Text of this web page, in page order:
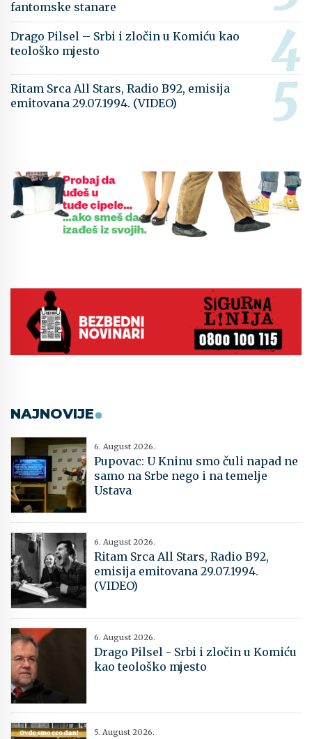
fantomske stanare
Drago Pilsel – Srbi i zločin u Komiću kao
teološko mjesto
Ritam Srca All Stars, Radio B92, emisija
emitovana 29.07.1994. (VIDEO)
NAJNOVIJE
6. August 2026.
Pupovac: U Kninu smo čuli napad ne
samo na Srbe nego i na temelje
Ustava
6. August 2026.
Ritam Srca All Stars, Radio B92,
emisija emitovana 29.07.1994.
(VIDEO)
6. August 2026.
Drago Pilsel - Srbi i zločin u Komiću
kao teološko mjesto
5. August 2026.